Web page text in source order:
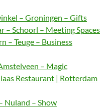
– Groningen – Gifts
Schoorl – Meeting Spaces
– Teuge – Business
– Magic
Restaurant | Rotterdam
Nuland – Show